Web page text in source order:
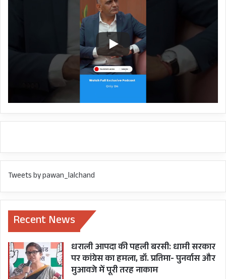
इस अवसर पर डॉ निशंक ने भूतल परिवहन मंत्री गडकरी
को थानो स्थित लेखक गाँव आने का निमंत्रण दिया और
उन्हें अपनी नवीनतम कृतियाँ भेंट कीं।
Dr.Ramesh Pokhriyal Nishank
HARIDWAR NEWS
NITIN GADKARI
Tweets by pawan_lalchand
Recent News
धराली आपदा की पहली बरसी: धामी सरकार
पर कांग्रेस का हमला, डॉ. प्रतिमा- पुनर्वास और
मुआवजे में पूरी तरह नाकाम